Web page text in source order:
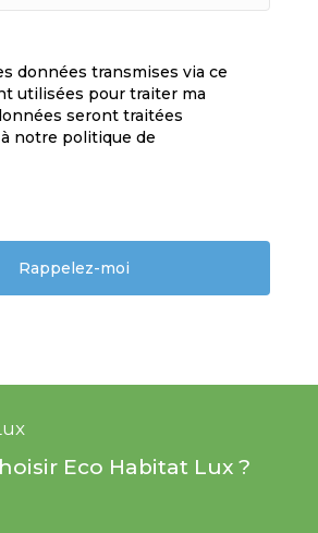
données transmises via ce
utilisées pour traiter ma
seront traitées
notre politique de
Eco Habitat Lux ?